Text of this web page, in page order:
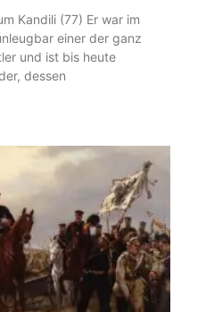
Kandili (77) Er war im
einer der ganz
und ist bis heute
dessen